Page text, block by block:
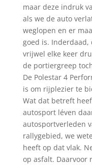
maar deze indruk
als we de auto
weglopen en er
goed is.
vrijwel elke keer
de portiergreep
De Polestar 4
is om rijplezier te
Wat dat betreft
autosport léven
autosportverleden
rallygebied, we
heeft op dat vlak.
op asfalt. Daarvoor